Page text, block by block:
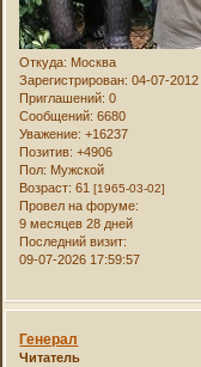
Откуда: Москва
Зарегистрирован: 04-07-2012
Приглашений: 0
Сообщений: 6680
Уважение: +16237
Позитив: +4906
Пол: Мужской
Возраст: 61[1965-03-02]
Провел на форуме:
9 месяцев 28 дней
Последний визит:
09-07-2026 17:59:57
Генерал
Читатель